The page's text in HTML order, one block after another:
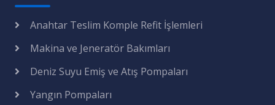
Anahtar Teslim Komple Refit İşlemleri
Makina ve Jeneratör Bakımları
Deniz Suyu Emiş ve Atış Pompaları
Yangın Pompaları